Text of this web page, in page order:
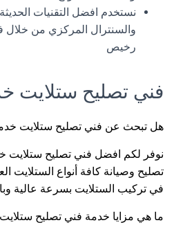
نستخدم افضل التقنيات
والسنترال المركزي من خلال
رخيص
فني تصليح ستلايت خدمة 24
هل تبحث عن فني تصليح ستلايت خدمة 24
تصليح وصيانة كافة أنواع الستلايت
في تركيب الستلايت بسرعة عالية
ما هي مزايا خدمة فني تصليح ستلايت خدمة